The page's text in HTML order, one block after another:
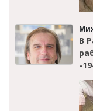
В
-